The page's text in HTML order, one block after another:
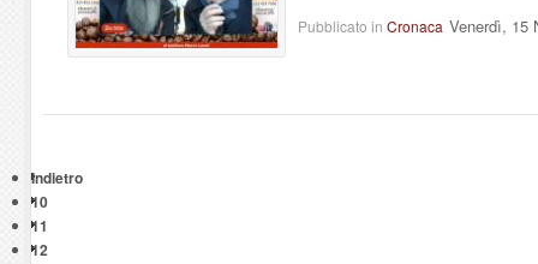
Pubblicato in Cronaca Venerdì, 15
Indietro
10
11
12